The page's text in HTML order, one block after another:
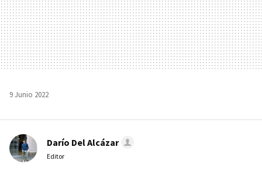
9 Junio 2022
Darío Del Alcázar
Editor